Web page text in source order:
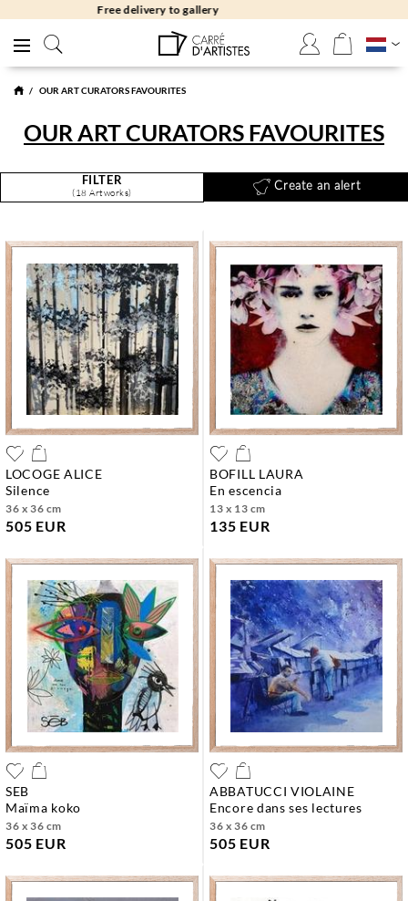
Free returns 30 days
OUR ART CURATORS FAVOURITES
OUR ART CURATORS FAVOURITES
FILTER
(18 Artworks)
Create an alert
LOCOGE ALICE
silence
36 x 36 cm
505 EUR
BOFILL LAURA
en escencia
13 x 13 cm
135 EUR
SEB
maïma koko
36 x 36 cm
505 EUR
ABBATUCCI VIOLAINE
encore dans ses lectures
36 x 36 cm
505 EUR